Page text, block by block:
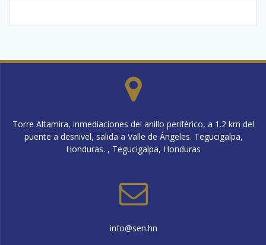
Torre Altamira, inmediaciones del anillo periférico, a 1.2 km del
puente a desnivel, salida a Valle de Ángeles. Tegucigalpa,
Honduras. , Tegucigalpa, Honduras
info@sen.hn